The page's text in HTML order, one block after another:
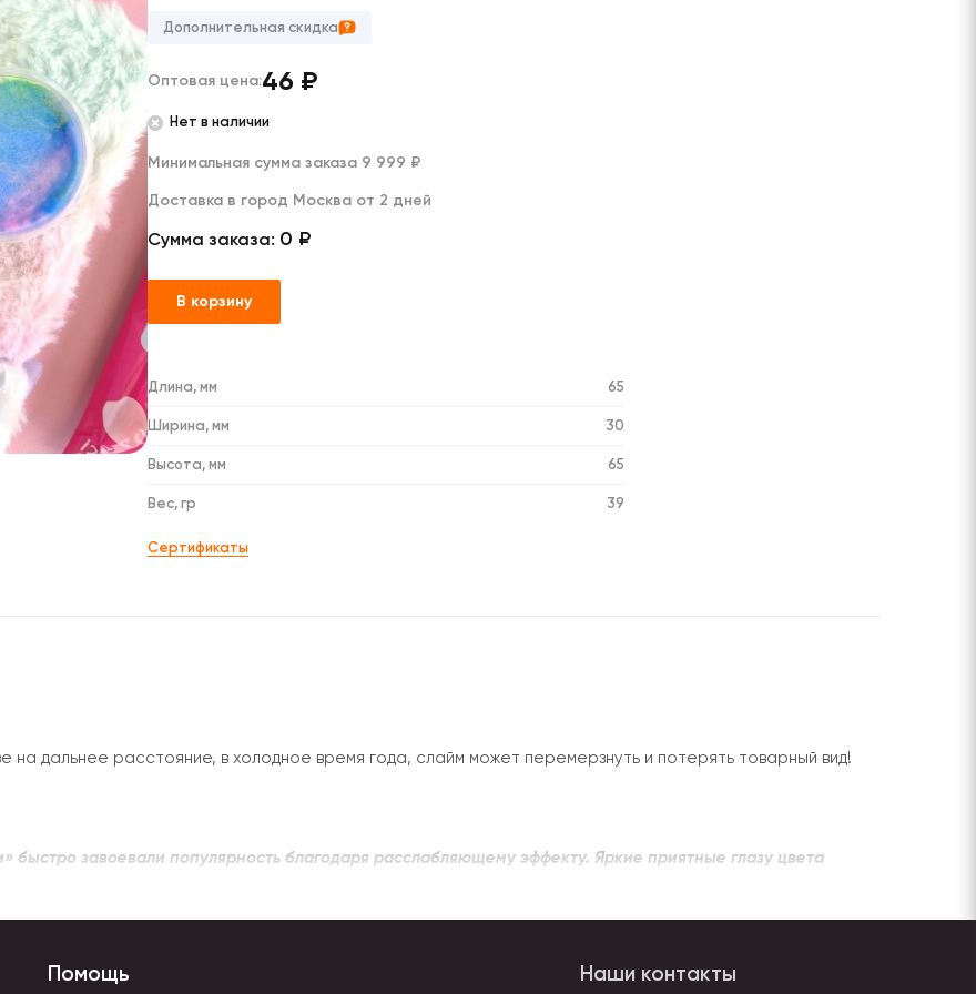
Дакимакуры
Декоративные подушки
Мягкие игрушки
Дополнительная скидка
Оптовая цена:46 ₽
Нет в наличии
Минимальная сумма заказа 9 999 ₽
Доставка в город Москва от 2 дней
Сумма заказа: 0 ₽
В корзину
Длина, мм 65
Ширина, мм 30
Высота, мм 65
Вес, гр 39
Сертификаты
на дальнее расстояние, в холодное время года, слайм может перемерзнуть и потерять товарный вид!
завоевали популярность благодаря расслабляющему эффекту. Яркие приятные глазу цвета
переключатели, рычажки, кнопки, вращающиеся детали.
Помощь Наши контакты